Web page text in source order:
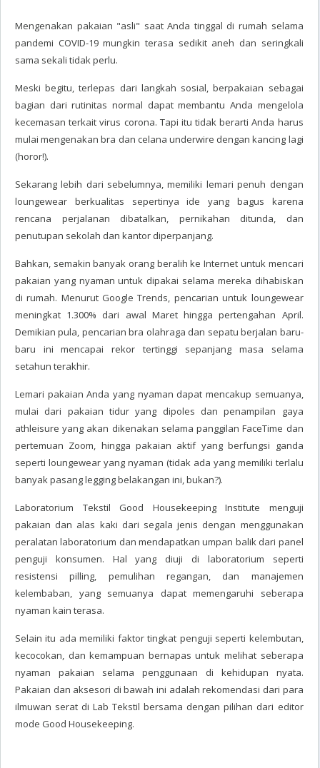
Mengenakan pakaian "asli" saat Anda tinggal di rumah selama
pandemi COVID-19 mungkin terasa sedikit aneh dan seringkali
sama sekali tidak perlu.
Meski begitu, terlepas dari langkah sosial, berpakaian sebagai
bagian dari rutinitas normal dapat membantu Anda mengelola
kecemasan terkait virus corona. Tapi itu tidak berarti Anda harus
mulai mengenakan bra dan celana underwire dengan kancing lagi
(horor!).
Sekarang lebih dari sebelumnya, memiliki lemari penuh dengan
loungewear berkualitas sepertinya ide yang bagus karena
rencana perjalanan dibatalkan, pernikahan ditunda, dan
penutupan sekolah dan kantor diperpanjang.
Bahkan, semakin banyak orang beralih ke Internet untuk mencari
pakaian yang nyaman untuk dipakai selama mereka dihabiskan
di rumah. Menurut Google Trends, pencarian untuk loungewear
meningkat 1.300% dari awal Maret hingga pertengahan April.
Demikian pula, pencarian bra olahraga dan sepatu berjalan baru-
baru ini mencapai rekor tertinggi sepanjang masa selama
setahun terakhir.
Lemari pakaian Anda yang nyaman dapat mencakup semuanya,
mulai dari pakaian tidur yang dipoles dan penampilan gaya
athleisure yang akan dikenakan selama panggilan FaceTime dan
pertemuan Zoom, hingga pakaian aktif yang berfungsi ganda
seperti loungewear yang nyaman (tidak ada yang memiliki terlalu
banyak pasang legging belakangan ini, bukan?).
Laboratorium Tekstil Good Housekeeping Institute menguji
pakaian dan alas kaki dari segala jenis dengan menggunakan
peralatan laboratorium dan mendapatkan umpan balik dari panel
penguji konsumen. Hal yang diuji di laboratorium seperti
resistensi pilling, pemulihan regangan, dan manajemen
kelembaban, yang semuanya dapat memengaruhi seberapa
nyaman kain terasa.
Selain itu ada memiliki faktor tingkat penguji seperti kelembutan,
kecocokan, dan kemampuan bernapas untuk melihat seberapa
nyaman pakaian selama penggunaan di kehidupan nyata.
Pakaian dan aksesori di bawah ini adalah rekomendasi dari para
ilmuwan serat di Lab Tekstil bersama dengan pilihan dari editor
mode Good Housekeeping.